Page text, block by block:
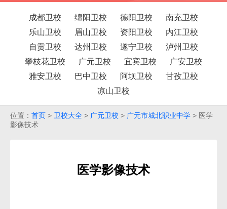
成都卫校 绵阳卫校 德阳卫校
南充卫校
乐山卫校
眉山卫校 资阳卫校
内江卫校
自贡卫校
达州卫校 遂宁卫校
泸州卫校
攀枝花卫校
广元卫校 宜宾卫校
广安卫校
雅安卫校
巴中卫校 阿坝卫校
甘孜卫校
凉山卫校
位置： 首页 > 卫校大全 > 广元卫校 > 广元市城北职业中学 > 医学
影像技术
医学影像技术